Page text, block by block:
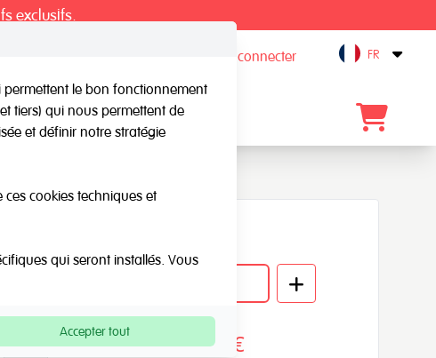
exclusifs.
S'inscrire / Se connecter Open
FR
Blog Contact
53,24€
permettent le bon fonctionnement
tiers) qui nous permettent de
et définir notre stratégie
cookies techniques et
qui seront installés. Vous
Accepter tout